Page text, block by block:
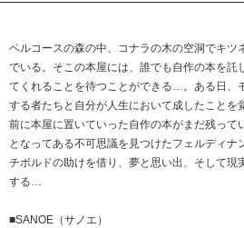
ベルコースの森の中、コナラの木の空洞でキツ
でいる。そこの本屋には、誰でも自作の本を託
てくれることを待つことができる…。ある日、
する者たちと自分が人生において成したことを
前に本屋に置いていった自作の本がまだ残って
となってある不可思議を見つけたフェルディナ
チボルドの助けを借り、夢と思い出、そして現
する…
■SANOE（サノエ）